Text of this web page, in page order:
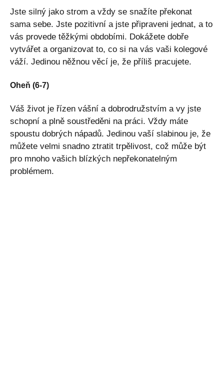
Jste silný jako strom a vždy se snažíte překonat
sama sebe. Jste pozitivní a jste připraveni jednat, a to
vás provede těžkými obdobími. Dokážete dobře
vytvářet a organizovat to, co si na vás vaši kolegové
váží. Jedinou něžnou věcí je, že příliš pracujete.
Oheň (6-7)
Váš život je řízen vášní a dobrodružstvím a vy jste
schopní a plně soustředěni na práci. Vždy máte
spoustu dobrých nápadů. Jedinou vaší slabinou je, že
můžete velmi snadno ztratit trpělivost, což může být
pro mnoho vašich blízkých nepřekonatelným
problémem.